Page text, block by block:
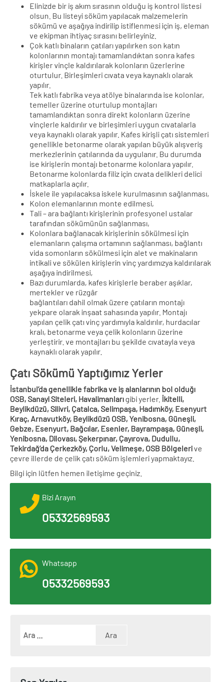
Elinizde bir iş akım sırasının olduğu iş kontrol listesi
olsun. Bu listeyi söküm yapılacak malzemelerin
sökümü ve aşağıya indirilip istiflenmesi için iş, eleman
ve ekipman ihtiyaç sırasını belirleyiniz.
Çok katlı binaların çatıları yapılırken son katın
kolonlarının montajı tamamlandıktan sonra kafes
kirişler vinçle kaldırılarak kolonların üzerlerine
oturtulur. Birleşimleri cıvata veya kaynaklı olarak
yapılır.
Tek katlı fabrika veya atölye binalarında ise kolonlar,
temeller üzerine oturtulup montajları
tamamlandıktan sonra direkt kolonların üzerine
vinçlerle kaldırılır ve birleşimleri uygun cıvatalarla
veya kaynaklı olarak yapılır. Kafes kirişli çatı sistemleri
genellikle betonarme olarak yapılan büyük alışveriş
merkezlerinin çatılarında da uygulanır. Bu durumda
ise kirişlerin montajı betonarme kolonlara yapılır.
Betonarme kolonlarda filiz için cıvata delikleri delici
matkaplarla açılır.
İskele ile yapılacaksa iskele kurulmasının sağlanması,
Kolon elemanlarının monte edilmesi,
Tali – ara bağlantı kirişlerinin profesyonel ustalar
tarafından sökümünün sağlanması,
Kolonlara bağlanacak kirişlerinin sökülmesi için
elemanların çalışma ortamının sağlanması, bağlantı
vida somonların sökülmesi için alet ve makinaların
intikali ve sökülen kirişlerin vinç yardımızya kaldırılarak
aşağıya indirilmesi,
Bazı durumlarda, kafes kirişlerle beraber aşıklar,
mertekler ve rüzgâr
bağlantıları dahil olmak üzere çatıların montajı
yekpare olarak inşaat sahasında yapılır. Montajı
yapılan çelik çatı vinç yardımıyla kaldırılır, hurdacılar
kralı, betonarme veya çelik kolonların üzerine
yerleştirir. ve montajları bu şekilde cıvatayla veya
kaynaklı olarak yapılır.
Çatı Sökümü Yaptığımız Yerler
İstanbul’da genellikle fabrika ve iş alanlarının bol olduğı
OSB, Sanayi Siteleri, Havalimanları gibi yerler. İkitelli,
Beylikdüzü, Silivri, Çatalca, Selimpaşa, Hadımköy, Esenyurt
Kıraç, Arnavutköy, Beylikdüzü OSB, Yenibosna, Güneşli,
Gebze, Esenyurt, Bağcılar, Esenler, Bayrampaşa, Güneşli,
Yenibosna, Dilovası, Şekerpınar, Çayırova, Dudullu,
Tekirdağ’da Çerkezköy, Çorlu, Velimeşe, OSB Bölgelerive
çevre illerde de çelik çatı söküm işlemleri yapmaktayız.
Bilgi için lütfen hemen iletişime geçiniz.
Bizi Arayın
05332569593
Whatsapp
05332569593